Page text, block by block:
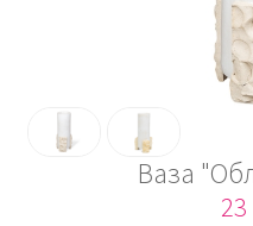
Ваза
23